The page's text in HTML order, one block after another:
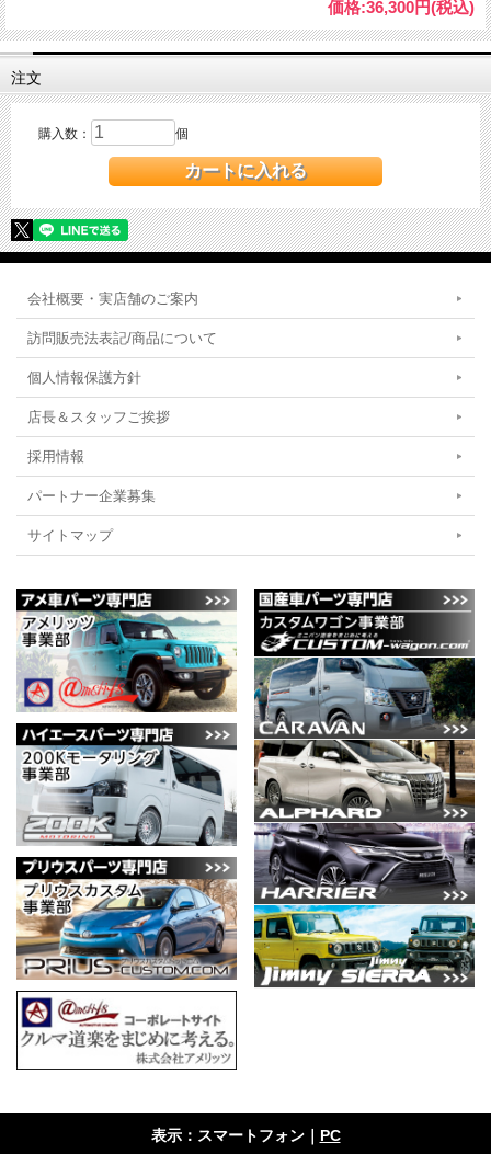
価格:36,300円(税込)
注文
購入数： 個
会社概要・実店舗のご案内
訪問販売法表記/商品について
個人情報保護方針
店長＆スタッフご挨拶
採用情報
パートナー企業募集
サイトマップ
表示：スマートフォン｜ PC